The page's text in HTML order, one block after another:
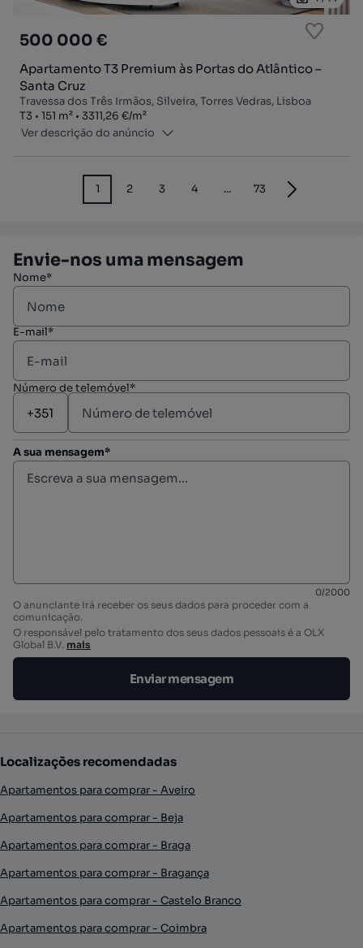
500 000 €
Apartamento T3 Premium às Portas do Atlântico –
Santa Cruz
Travessa dos Três Irmãos, Silveira, Torres Vedras, Lisboa
Tipologia
T3
Zona151 m²
Preço por metro quadrado
3311,26 €/m²
Ver descrição do anúncio
1 2 3 4 ... 73
Envie-nos uma mensagem
Nome*
E-mail*
Número de telemóvel*
A sua mensagem*
0/2000
O anunciante irá receber os seus dados para proceder com a
comunicação.
O responsável pelo tratamento dos seus dados pessoais é a OLX
Global B.V. mais
Enviar mensagem
Localizações recomendadas
Apartamentos para comprar - Aveiro
Apartamentos para comprar - Beja
Apartamentos para comprar - Braga
Apartamentos para comprar - Bragança
Apartamentos para comprar - Castelo Branco
Apartamentos para comprar - Coimbra